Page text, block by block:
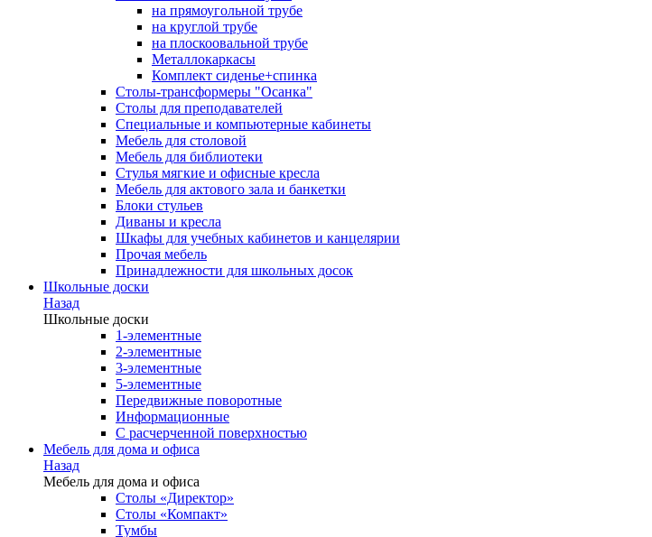
на прямоугольной трубе
на круглой трубе
на плоскоовальной трубе
Металлокаркасы
Комплект сиденье+спинка
Столы-трансформеры "Осанка"
Столы для преподавателей
Специальные и компьютерные кабинеты
Мебель для столовой
Мебель для библиотеки
Стулья мягкие и офисные кресла
Мебель для актового зала и банкетки
Блоки стульев
Диваны и кресла
Шкафы для учебных кабинетов и канцелярии
Прочая мебель
Принадлежности для школьных досок
Школьные доски
Назад
Школьные доски
1-элементные
2-элементные
3-элементные
5-элементные
Передвижные поворотные
Информационные
С расчерченной поверхностью
Мебель для дома и офиса
Назад
Мебель для дома и офиса
Столы «Директор»
Столы «Компакт»
Тумбы